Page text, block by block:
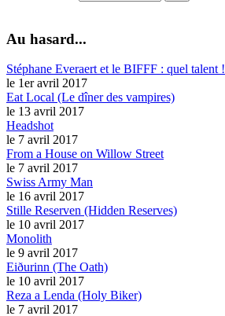
Au hasard...
Stéphane Everaert et le BIFFF : quel talent !
le 1er avril 2017
Eat Local (Le dîner des vampires)
le 13 avril 2017
Headshot
le 7 avril 2017
From a House on Willow Street
le 7 avril 2017
Swiss Army Man
le 16 avril 2017
Stille Reserven (Hidden Reserves)
le 10 avril 2017
Monolith
le 9 avril 2017
Eiðurinn (The Oath)
le 10 avril 2017
Reza a Lenda (Holy Biker)
le 7 avril 2017